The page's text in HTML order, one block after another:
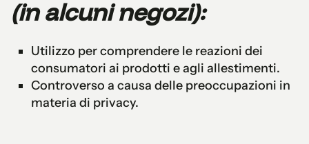
(in alcuni negozi):
Utilizzo per comprendere le reazioni dei
consumatori ai prodotti e agli allestimenti.
Controverso a causa delle preoccupazioni in
materia di privacy.